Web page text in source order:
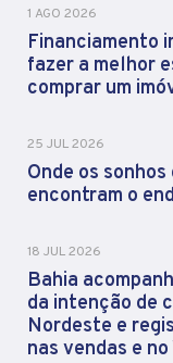
1 AGO 2026
Financiamento
fazer a melhor
comprar um
25 JUL 2026
Onde os
encontram o
18 JUL 2026
Bahia
da intenção de
Nordeste e
nas vendas e no